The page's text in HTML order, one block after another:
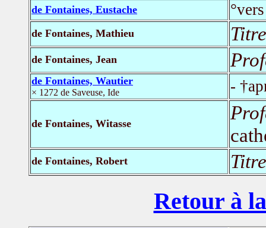
de Fontaines, Eustache
de Fontaines, Mathieu
de Fontaines, Jean
de Fontaines, Wautier
× 1272 de Saveuse, Ide -
de Fontaines, Witasse
de Fontaines, Robert
Retour à